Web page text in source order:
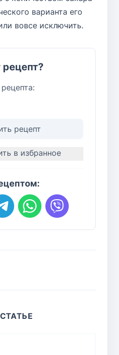
варианта его
вовсе исключить.
рецепт?
рецепт
в избранное